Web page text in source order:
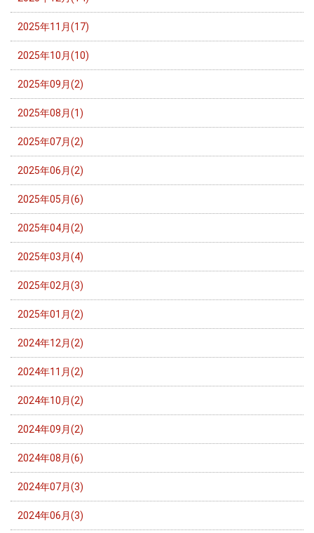
2025年11月(17)
2025年10月(10)
2025年09月(2)
2025年08月(1)
2025年07月(2)
2025年06月(2)
2025年05月(6)
2025年04月(2)
2025年03月(4)
2025年02月(3)
2025年01月(2)
2024年12月(2)
2024年11月(2)
2024年10月(2)
2024年09月(2)
2024年08月(6)
2024年07月(3)
2024年06月(3)